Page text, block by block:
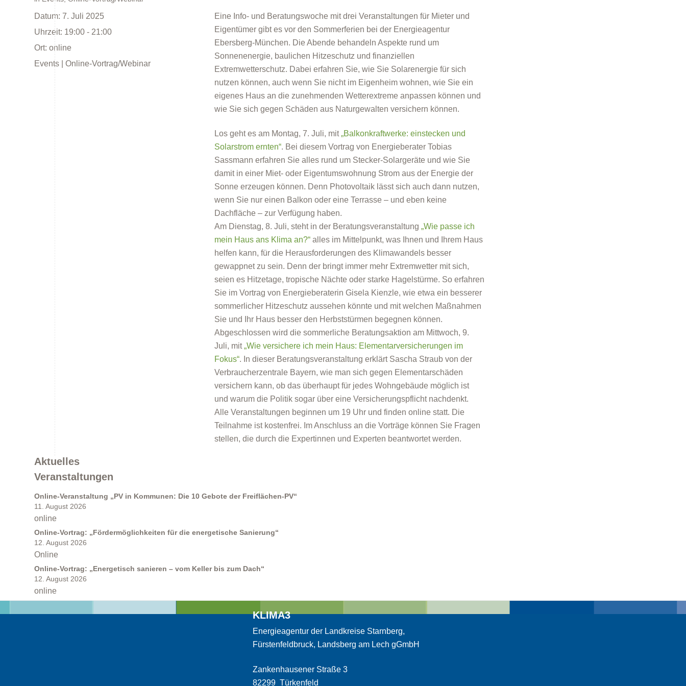
Kommunen
Datum: 7. Juli 2025
Uhrzeit: 19:00 - 21:00
Ort: online
Events | Online-Vortrag/Webinar
Eine Info- und Beratungswoche mit drei Veranstaltungen für Mieter und
Eigentümer gibt es vor den Sommerferien bei der Energieagentur
Ebersberg-München. Die Abende behandeln Aspekte rund um
Sonnenenergie, baulichen Hitzeschutz und finanziellen
Extremwetterschutz. Dabei erfahren Sie, wie Sie Solarenergie für sich
nutzen können, auch wenn Sie nicht im Eigenheim wohnen, wie Sie ein
eigenes Haus an die zunehmenden Wetterextreme anpassen können und
wie Sie sich gegen Schäden aus Naturgewalten versichern können.
Los geht es am Montag, 7. Juli, mit„Balkonkraftwerke: einstecken und
Solarstrom ernten“. Bei diesem Vortrag von Energieberater Tobias
Sassmann erfahren Sie alles rund um Stecker-Solargeräte und wie Sie
damit in einer Miet- oder Eigentumswohnung Strom aus der Energie der
Sonne erzeugen können. Denn Photovoltaik lässt sich auch dann nutzen,
wenn Sie nur einen Balkon oder eine Terrasse – und eben keine
Dachfläche – zur Verfügung haben.
Am Dienstag, 8. Juli, steht in der Beratungsveranstaltung„Wie passe ich
mein Haus ans Klima an?“ alles im Mittelpunkt, was Ihnen und Ihrem Haus
helfen kann, für die Herausforderungen des Klimawandels besser
gewappnet zu sein. Denn der bringt immer mehr Extremwetter mit sich,
seien es Hitzetage, tropische Nächte oder starke Hagelstürme. So erfahren
Sie im Vortrag von Energieberaterin Gisela Kienzle, wie etwa ein besserer
sommerlicher Hitzeschutz aussehen könnte und mit welchen Maßnahmen
Sie und Ihr Haus besser den Herbststürmen begegnen können.
Abgeschlossen wird die sommerliche Beratungsaktion am Mittwoch, 9.
Juli, mit„Wie versichere ich mein Haus: Elementarversicherungen im
Fokus“. In dieser Beratungsveranstaltung erklärt Sascha Straub von der
Verbraucherzentrale Bayern, wie man sich gegen Elementarschäden
versichern kann, ob das überhaupt für jedes Wohngebäude möglich ist
und warum die Politik sogar über eine Versicherungspflicht nachdenkt.
Alle Veranstaltungen beginnen um 19 Uhr und finden online statt. Die
Teilnahme ist kostenfrei. Im Anschluss an die Vorträge können Sie Fragen
stellen, die durch die Expertinnen und Experten beantwortet werden.
Aktuelles
Veranstaltungen
Online-Veranstaltung „PV in Kommunen: Die 10 Gebote der Freiflächen-PV“
11. August 2026
online
Online-Vortrag: „Fördermöglichkeiten für die energetische Sanierung“
12. August 2026
Online
Online-Vortrag: „Energetisch sanieren – vom Keller bis zum Dach“
12. August 2026
online
KLIMA3
Energieagentur der Landkreise Starnberg,
Fürstenfeldbruck, Landsberg am Lech gGmbH
Zankenhausener Straße 3
82299 Türkenfeld